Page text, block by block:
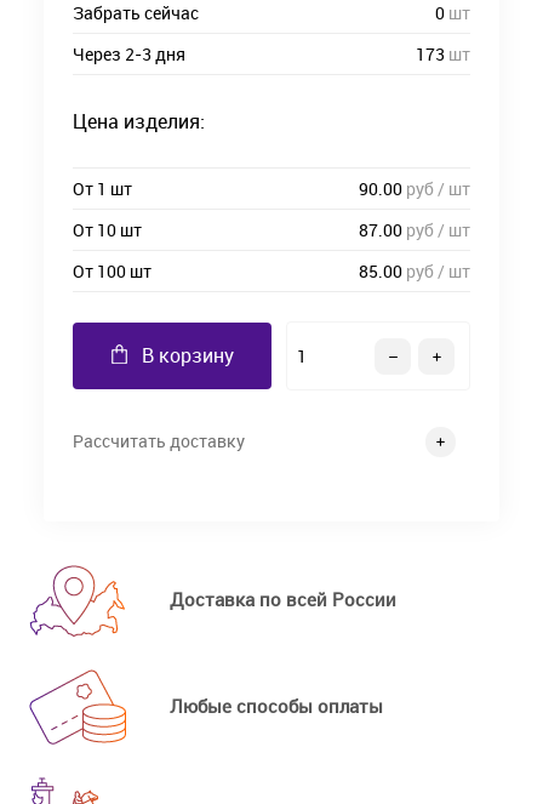
Забрать сейчас
0 шт
Через 2-3 дня
173 шт
Цена изделия:
От 1 шт 90.00 руб / шт
От 10 шт
87.00 руб / шт
От 100 шт
85.00 руб / шт
В корзину
Рассчитать доставку
Доставка по всей России
Любые способы оплаты